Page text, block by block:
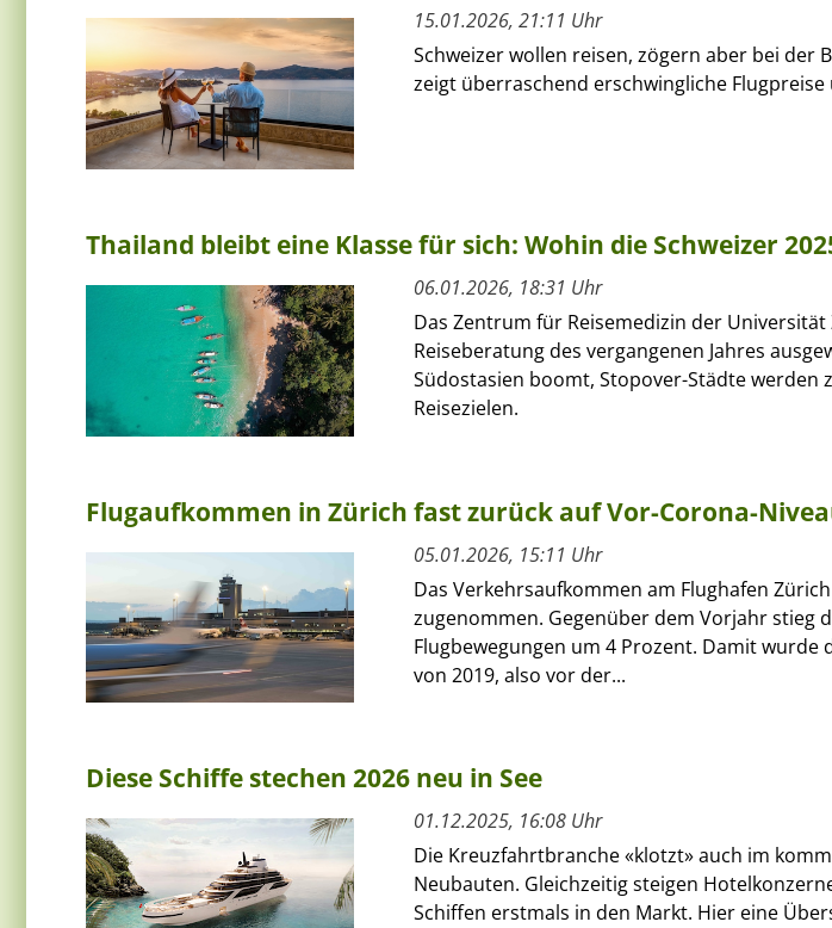
15.01.2026, 21:11 Uhr
Schweizer wollen reisen, zögern aber bei der
zeigt überraschend erschwingliche
Thailand bleibt eine Klasse für sich: Wohin die Schweizer
06.01.2026, 18:31 Uhr
Das Zentrum für Reisemedizin der
Reiseberatung des vergangenen Jahres
Südostasien boomt, Stopover-Städte werden
Reisezielen.
Flugaufkommen in Zürich fast zurück auf Vor-Corona-
05.01.2026, 15:11 Uhr
Das Verkehrsaufkommen am Flughafen
zugenommen. Gegenüber dem Vorjahr stieg
Flugbewegungen um 4 Prozent. Damit wurde
von 2019, also vor der...
Diese Schiffe stechen 2026 neu in See
01.12.2025, 16:08 Uhr
Die Kreuzfahrtbranche «klotzt» auch im
Neubauten. Gleichzeitig steigen
Schiffen erstmals in den Markt. Hier eine